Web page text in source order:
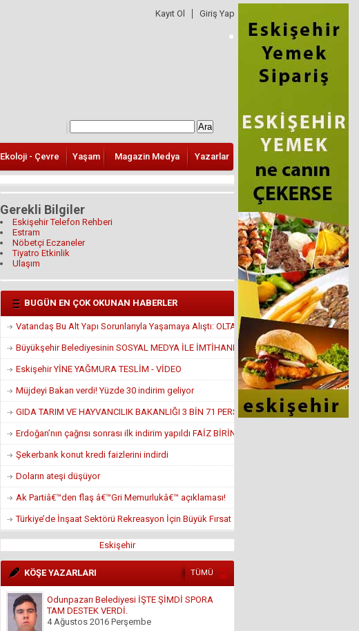
Kayıt Ol Giriş Yap
Ekoloji - Çevre Yaşam Magazin Medya Yazarlar
Gerekli Bilgiler
Eskişehir Telefon Rehberi
Estram
Nöbetçi Eczaneler
Tiyatro Etkinlik
Ulaşım
BUGÜN EN ÇOK OKUNAN HABERLER
Vatandaş Bu Alt Yapı Sorunlarıyla Yaşamaya Alıştı: OLTA ATTILAR
Büyükşehir Belediyesinin SOSYAL MEDYA İLE İMTİHANI
Eskişehir YİNE YAĞMURA TESLİM - VİDEO
Müjdeyi Bakan verdi! Yüzde 30 indirim geliyor
GIDA TARIM VE HAYVANCILIK BAKANLIĞI 3 BİN 71 PERSONEL ALACAK!
Erdoğan’nın çağrısı sonrası ilk indirim yapıldı FAİZ BİRİN ALTINDA
Şekerbank konut kredi faizlerini indirdi
Doların ateşi düşüyor
Ak Partiâ€™den flaş â€™Gri Memurlukâ€™ açıklaması!
Türkiye’de İnşaat Sektörü Rekreasyon İçin Büyük Fırsat
Eskişehir
KÖŞE YAZARLARI TÜMÜ
Ali Osman ORUM
İSLAM DÜŞMANLIĞI
15 Ocak 2015 Perşembe